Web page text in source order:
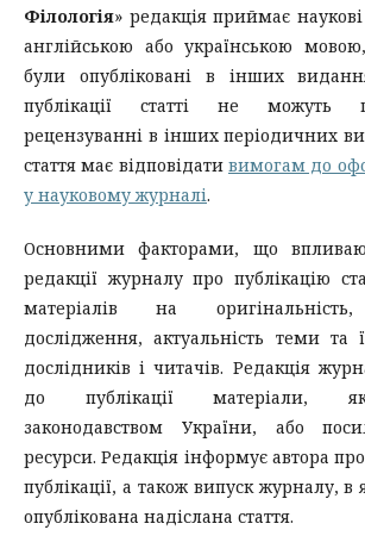
Філологія» редакція приймає наукові
англійською або українською
були опубліковані в інших
публікації статті не можуть
рецензуванні в інших періодичних
стаття має відповідати вимогам до
у науковому журналі.
Основними факторами, що
редакції журналу про публікацію
матеріалів на оригінальність,
дослідження, актуальність теми та
дослідників і читачів. Редакція
до публікації матеріали,
законодавством України, або
ресурси. Редакція інформує автора
публікації, а також випуск журналу,
опублікована надіслана стаття.